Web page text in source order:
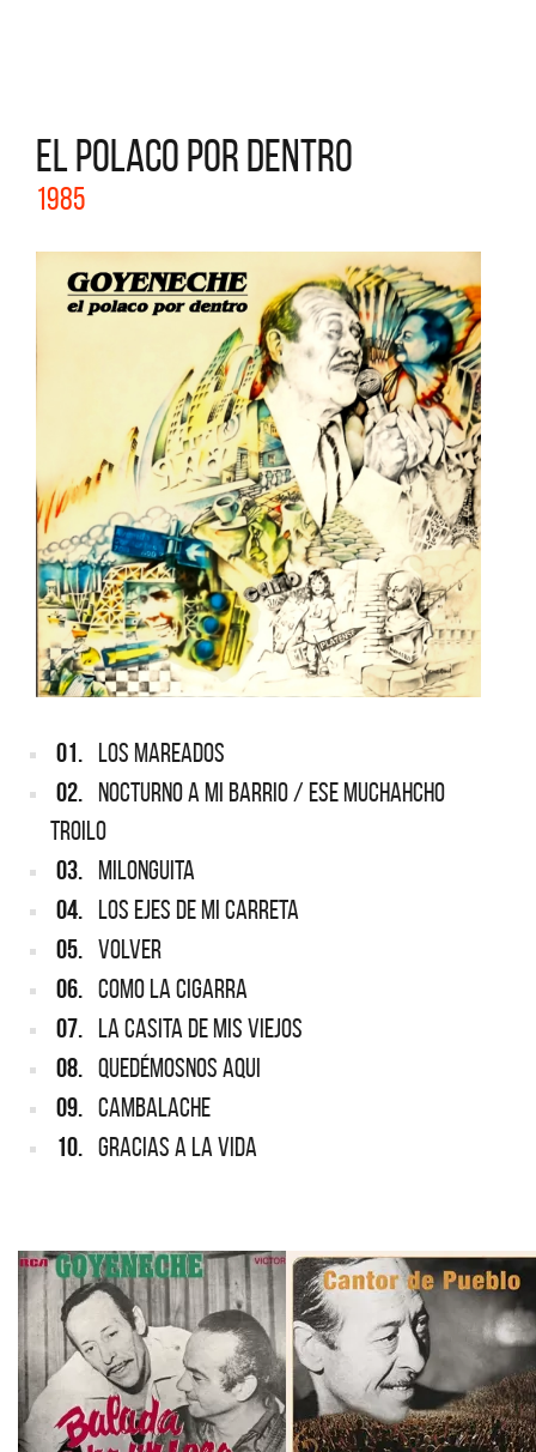
EL POLACO POR DENTRO
1985
01. LOS MAREADOS
02. NOCTURNO A MI BARRIO / ESE MUCHAHCHO
TROILO
03. MILONGUITA
04. LOS EJES DE MI CARRETA
05. VOLVER
06. COMO LA CIGARRA
07. LA CASITA DE MIS VIEJOS
08. QUEDÉMOSNOS AQUI
09. CAMBALACHE
10. GRACIAS A LA VIDA